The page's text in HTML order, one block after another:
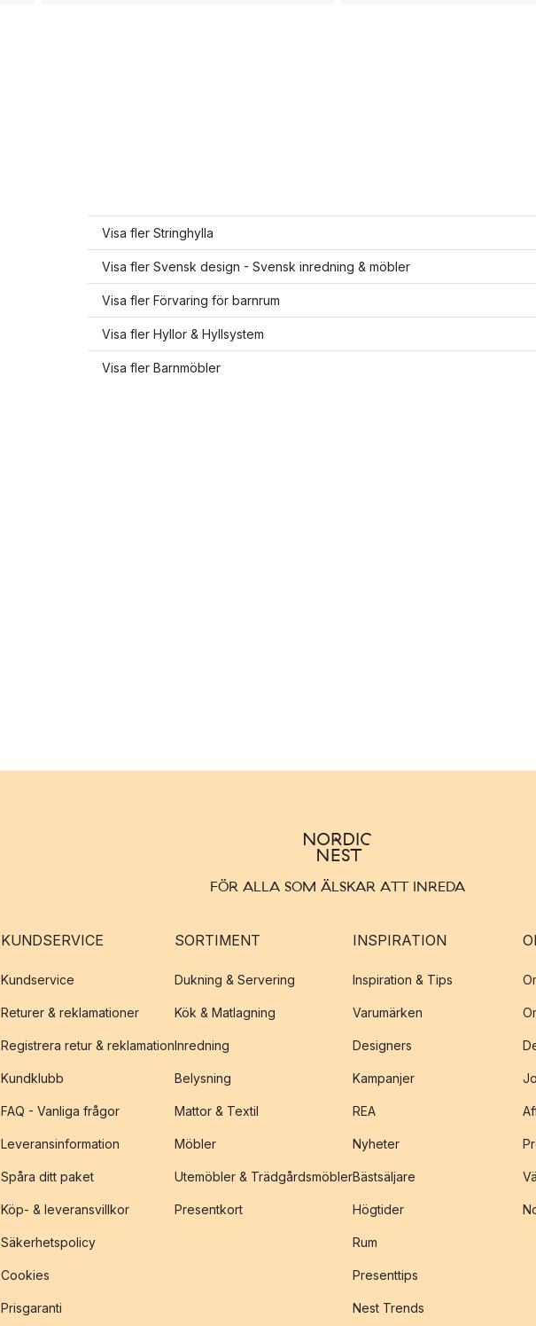
Visa fler Stringhylla
Visa fler Svensk design - Svensk inredning & möbler
Visa fler Förvaring för barnrum
Visa fler Hyllor & Hyllsystem
Visa fler Barnmöbler
FÖR ALLA SOM ÄLSKAR ATT INREDA
KUNDSERVICE
Kundservice
Returer & reklamationer
Registrera retur & reklamation
Kundklubb
FAQ - Vanliga frågor
Leveransinformation
Spåra ditt paket
Köp- & leveransvillkor
Säkerhetspolicy
Cookies
Prisgaranti
SORTIMENT
Dukning & Servering
Kök & Matlagning
Inredning
Belysning
Mattor & Textil
Möbler
Utemöbler & Trädgårdsmöbler
Presentkort
INSPIRATION
Inspiration & Tips
Varumärken
Designers
Kampanjer
REA
Nyheter
Bästsäljare
Högtider
Rum
Presenttips
Nest Trends